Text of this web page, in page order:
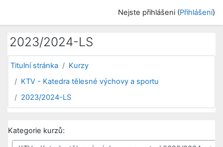
Nejste přihlášeni (Přihlášení)
2023/2024-LS
Titulní stránka
Kurzy
KTV - Katedra tělesné výchovy a sportu
2023/2024-LS
Kategorie kurzů: